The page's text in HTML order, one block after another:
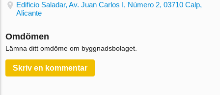
Edificio Saladar, Av. Juan Carlos I, Número 2, 03710 Calp,
Alicante
Omdömen
Lämna ditt omdöme om byggnadsbolaget.
Skriv en kommentar